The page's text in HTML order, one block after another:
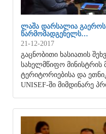
ᲚᲐᲨᲐ ᲓᲐᲠᲡᲐᲚᲘᲐ
ᲬᲐᲠᲛᲝᲛᲐᲓᲒᲔᲜᲔᲚᲡ…
21-12-2017
გაცნობითი ხასიათის
სახელმწიფო
ტერიტორიებისა და
UNISEF-ში მიმდინარე